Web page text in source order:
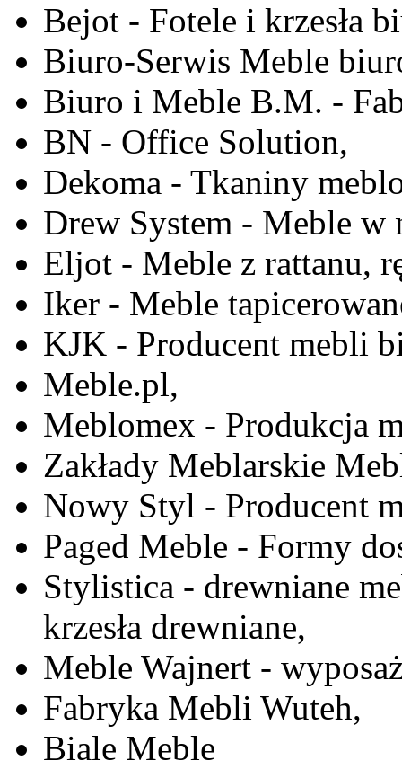
Bejot - Fotele i krzesła
Biuro-Serwis Meble
Biuro i Meble B.M. -
BN - Office Solution,
Dekoma - Tkaniny
Drew System - Meble w
Eljot - Meble z rattanu,
Iker - Meble
KJK - Producent mebli
Meble.pl,
Meblomex - Produkcja
Zakłady Meblarskie
Nowy Styl - Producent
Paged Meble - Formy
Stylistica - drewniane
krzesła drewniane,
Meble Wajnert -
Fabryka Mebli Wuteh,
Biale Meble